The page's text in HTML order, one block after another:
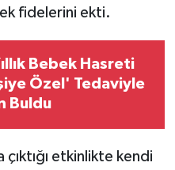
fidelerini ekti.
Bebek Hasreti
Özel' Tedaviyle
Buldu
etkinlikte kendi